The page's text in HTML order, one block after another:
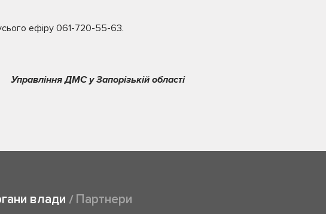
ефіру 061-720-55-63.
Управління ДМС у Запорізькій області
влади Партнери